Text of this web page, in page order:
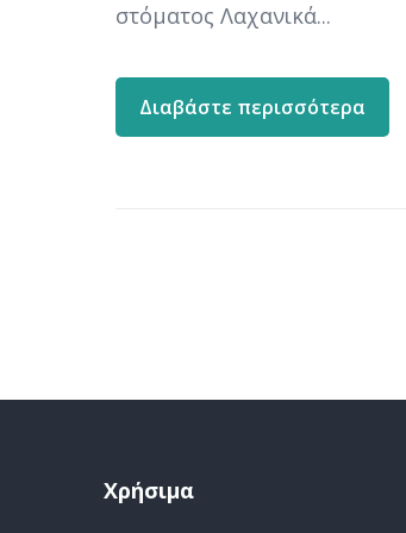
στόματος Λαχανικά...
Διαβάστε περισσότερα
Χρήσιμα